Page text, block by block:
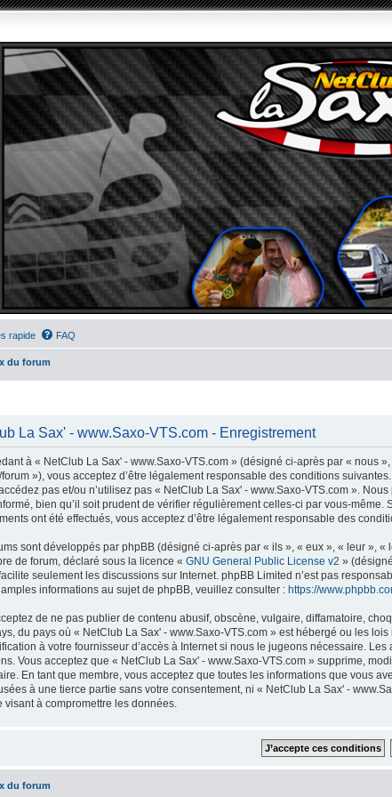
rapide FAQ
du forum
La Sax' - www.Saxo-VTS.com - Enregistrement
à « NetClub La Sax' - www.Saxo-VTS.com » (désigné ci-après par « nous
»), vous acceptez d’être légalement responsable des conditions
pas et/ou n’utilisez pas « NetClub La Sax' - www.Saxo-VTS.com ».
bien qu’il soit prudent de vérifier régulièrement celles-ci par vous-
ont été effectués, vous acceptez d’être légalement responsable des
sont développés par phpBB (désigné ci-après par « ils », « eux », « leur »,
de forum, déclaré sous la licence « GNU General Public License v2 »
seulement les discussions sur Internet. phpBB Limited n’est pas
informations au sujet de phpBB, veuillez consulter : https://
de ne pas publier de contenu abusif, obscène, vulgaire, diffamatoire,
du pays où « NetClub La Sax' - www.Saxo-VTS.com » est hébergé ou les
à votre fournisseur d’accès à Internet si nous le jugeons nécessaire.
Vous acceptez que « NetClub La Sax' - www.Saxo-VTS.com » supprime,
En tant que membre, vous acceptez que toutes les informations que vous
à une tierce partie sans votre consentement, ni « NetClub La Sax' -
visant à compromettre les données.
du forum